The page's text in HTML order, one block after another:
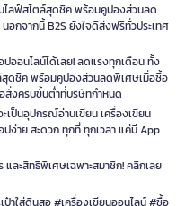
ไลฟ์สไตล์สุดชิค พร้อมคูปองส่วนลด
อกจากนี้ B2S ยังใจดีส่งฟรีทั่วประเทศ
ออนไลน์ได้เลย! ลดแรงทุกเดือน ทั้ง
สุดชิค พร้อมคูปองส่วนลดพิเศษเมื่อซื้อ
สั่งครบขั้นต่ำที่บริษัทกำหนด
เป็นอุปกรณ์อ่านเขียน เครื่องเขียน
ง่าย สะดวก ทุกที่ ทุกเวลา แค่มี App
และสิทธิพิเศษเฉพาะสมาชิก! คลิกเลย
าใส่ดินสอ #เครื่องเขียนออนไลน์ #ซื้อ